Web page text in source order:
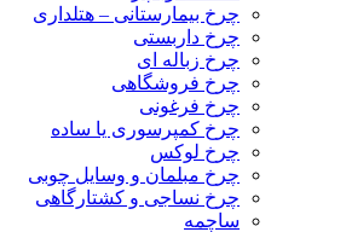
چرخ بیمارستانی – هتلداری
چرخ داربستی
چرخ زباله ای
چرخ فروشگاهی
چرخ فرغونی
چرخ کمپرسوری یا ساده
چرخ لوکس
چرخ مبلمان و وسایل چوبی
چرخ نساجی و کشتارگاهی
ساچمه